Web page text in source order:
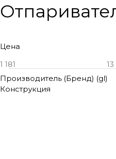
Цена
Производитель (Бренд) (gl)
Конструкция